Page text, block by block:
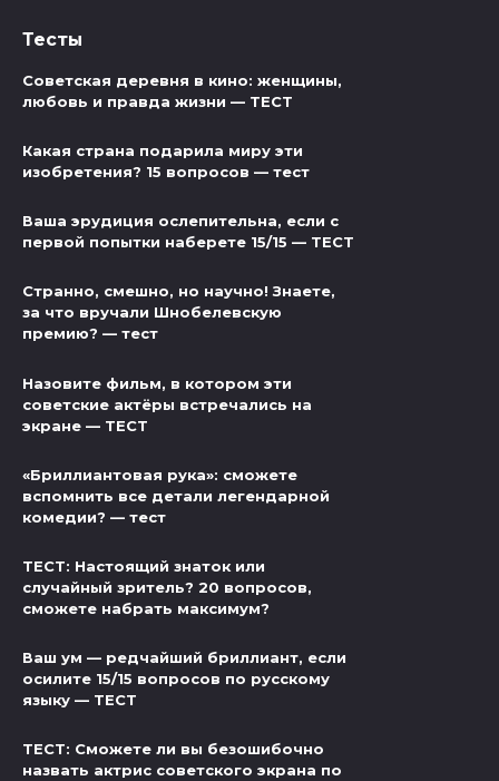
Тесты
Советская деревня в кино: женщины,
любовь и правда жизни — ТЕСТ
Какая страна подарила миру эти
изобретения? 15 вопросов — тест
Ваша эрудиция ослепительна, если с
первой попытки наберете 15/15 — ТЕСТ
Странно, смешно, но научно! Знаете,
за что вручали Шнобелевскую
премию? — тест
Назовите фильм, в котором эти
советские актёры встречались на
экране — ТЕСТ
«Бриллиантовая рука»: сможете
вспомнить все детали легендарной
комедии? — тест
ТЕСТ: Настоящий знаток или
случайный зритель? 20 вопросов,
сможете набрать максимум?
Ваш ум — редчайший бриллиант, если
осилите 15/15 вопросов по русскому
языку — ТЕСТ
ТЕСТ: Сможете ли вы безошибочно
назвать актрис советского экрана по